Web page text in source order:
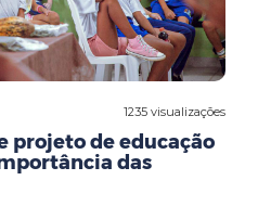
1235 visualizações
projeto de educação
das